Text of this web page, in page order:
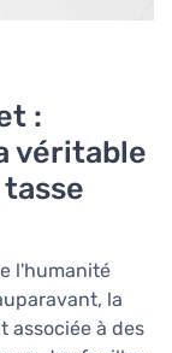
:
véritable
l'humanité
la
associée à des